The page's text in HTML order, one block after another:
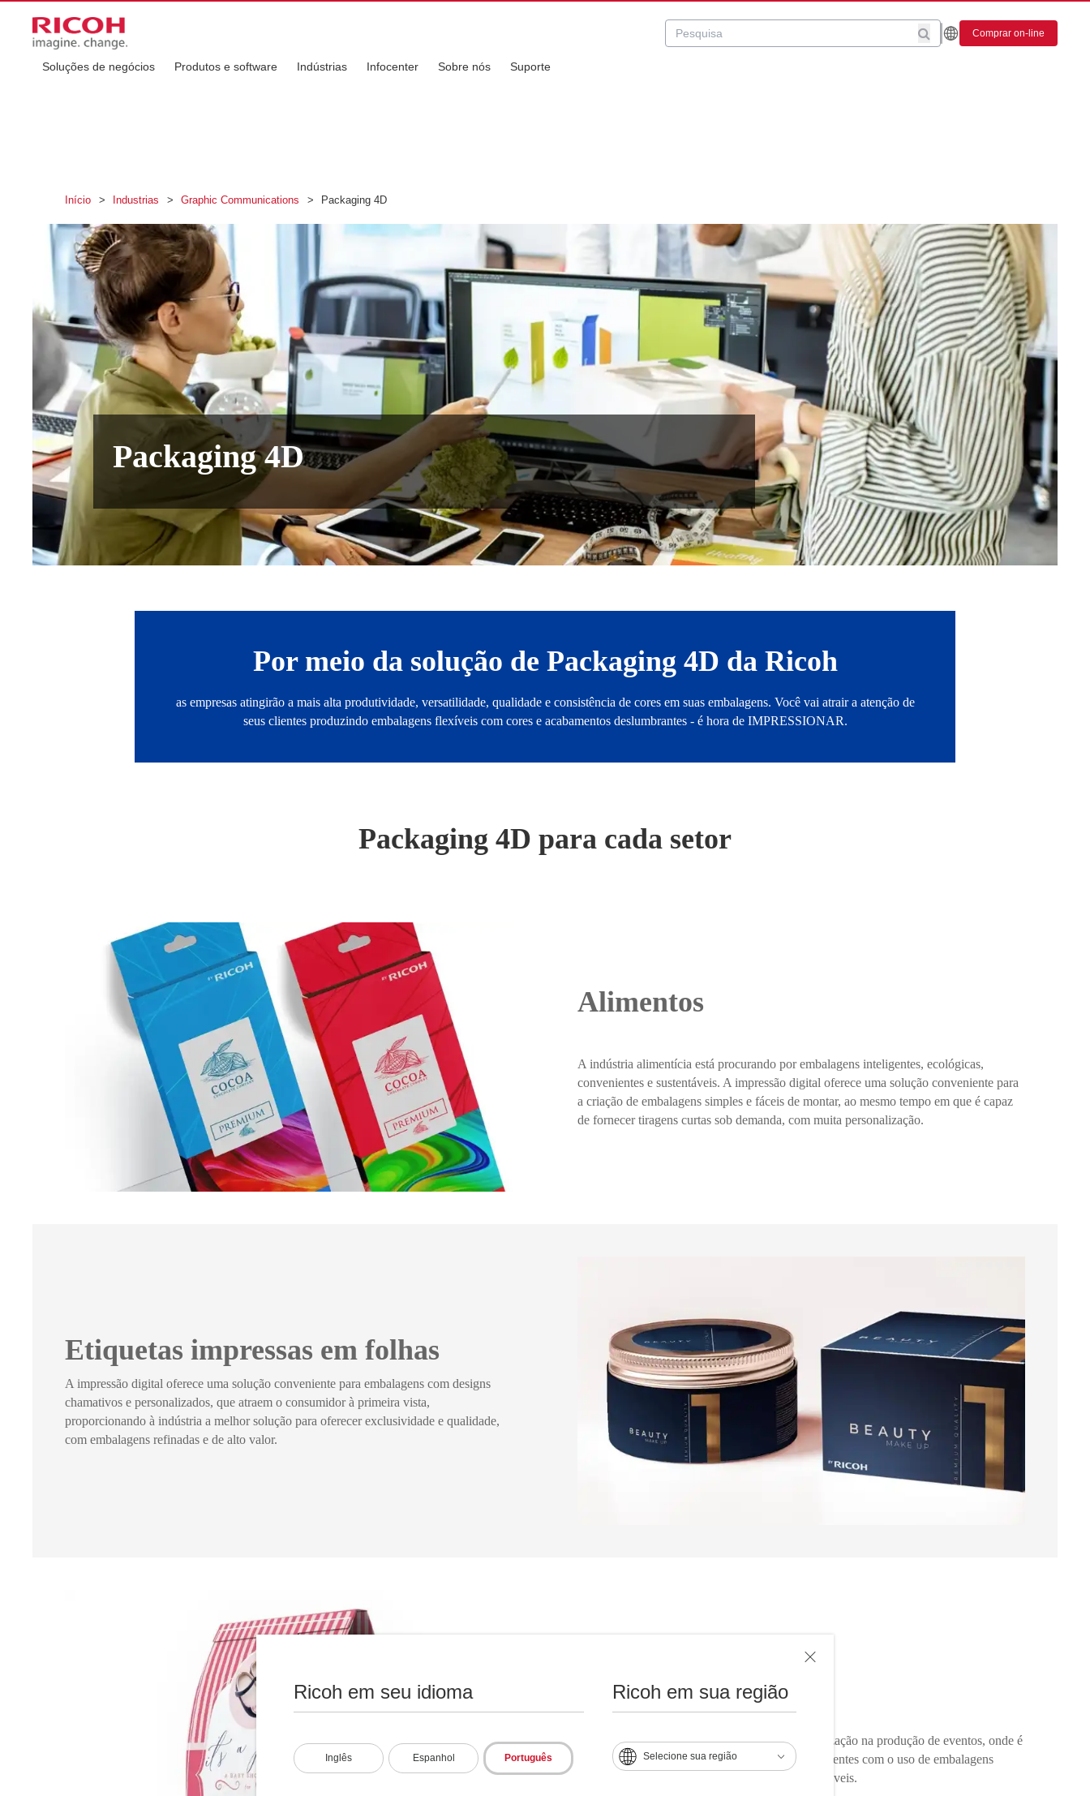
Ricoh em seu idioma
Inglês Espanhol Português
Ricoh em sua região
Selecione sua região
Comprar on-line
Soluções de negócios Produtos e software Indústrias Infocenter Sobre nós Suporte
Início > Industrias > Graphic Communications > Packaging 4D
Packaging 4D
Por meio da solução de Packaging 4D da Ricoh
as empresas atingirão a mais alta produtividade, versatilidade, qualidade e consistência de cores em suas embalagens. Você vai atrair a atenção de
seus clientes produzindo embalagens flexíveis com cores e acabamentos deslumbrantes - é hora de IMPRESSIONAR.
Packaging 4D para cada setor
Alimentos
A indústria alimentícia está procurando por embalagens inteligentes, ecológicas,
convenientes e sustentáveis. A impressão digital oferece uma solução conveniente para
a criação de embalagens simples e fáceis de montar, ao mesmo tempo em que é capaz
de fornecer tiragens curtas sob demanda, com muita personalização.
Etiquetas impressas em folhas
A impressão digital oferece uma solução conveniente para embalagens com designs
chamativos e personalizados, que atraem o consumidor à primeira vista,
proporcionando à indústria a melhor solução para oferecer exclusividade e qualidade,
com embalagens refinadas e de alto valor.
Personalização
A Ricoh proporciona a você o poder da personalização na produção de eventos, onde é
necessário conectar-se emocionalmente com os clientes com o uso de embalagens
especiais, que tornam os eventos únicos e memoráveis.